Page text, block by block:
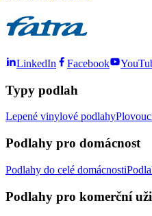
LinkedIn Facebook
Typy podlah
Lepené vinylové podlahy
Podlahy pro domácnost
Podlahy do celé domácnosti
Podlahy pro komerční